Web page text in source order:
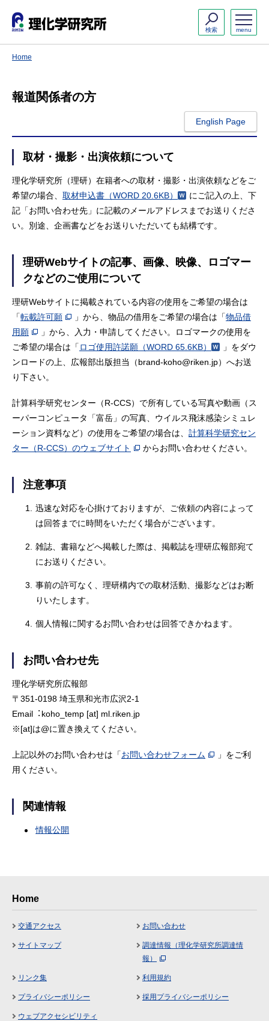
menu
検索
Home
報道関係者の方
English Page
取材・撮影・出演依頼について
理化学研究所（理研）在籍者への取材・撮影・出演依頼などをご
希望の場合、 取材申込書 （WORD 20.6KB）
にご記入の上、下
記「お問い合わせ先」に記載のメールアドレスまでお送りくださ
い。別途、企画書などをお送りいただいても結構です。
理研Webサイトの記事、画像、映像、ロゴマー
クなどのご使用について
理研Webサイトに掲載されている内容の使用をご希望の場合は
「転載許可願 」から、物品の借用をご希望の場合は「物品借
用願
」から、入力・申請してください。ロゴマークの使用を
ご希望の場合は「 ロゴ使用許諾願 （WORD 65.6KB）
」をダウ
ンロードの上、広報部出版担当（brand-koho@riken.jp）へお送
り下さい。
計算科学研究センター（R-CCS）で所有している写真や動画（ス
ーパーコンピュータ「富岳」の写真、ウイルス飛沫感染シミュレ
ーション資料など）の使用をご希望の場合は、 計算科学研究セン
ター（R-CCS）のウェブサイト
からお問い合わせください。
注意事項
1.
迅速な対応を心掛けておりますが、ご依頼の内容によって
は回答までに時間をいただく場合がございます。
2.
雑誌、書籍などへ掲載した際は、掲載誌を理研広報部宛て
にお送りください。
3.
事前の許可なく、理研構内での取材活動、撮影などはお断
りいたします。
4. 個人情報に関するお問い合わせは回答できかねます。
お問い合わせ先
理化学研究所広報部
〒351-0198 埼⽟県和光市広沢2-1
Email︓koho_temp [at] ml.riken.jp
※[at]は@に置き換えてください。
上記以外のお問い合わせは「お問い合わせフォーム
」をご利
用ください。
関連情報
情報公開
Home
交通アクセス お問い合わせ
サイトマップ
調達情報（理化学研究所調達情
報）
リンク集 利用規約
プライバシーポリシー 採用プライバシーポリシー
ウェブアクセシビリティ